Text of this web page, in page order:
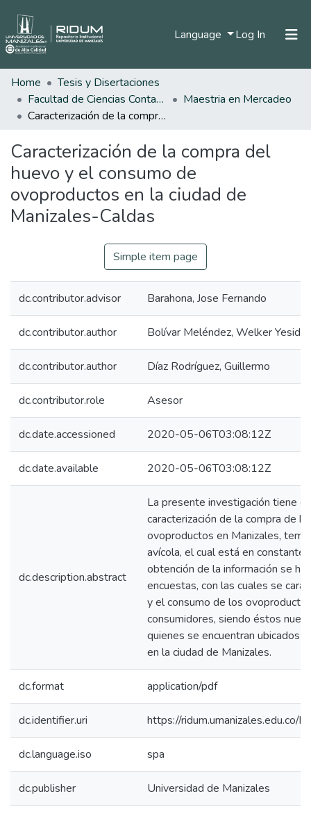
Language Log In (current)
Home
Tesis y Disertaciones
Facultad de Ciencias Contables Económicas y Administrativas
Maestria en Mercadeo
Caracterización de la compra del huevo y el consumo de ovoproductos en la ciudad de Manizales-Caldas
Caracterización de la compra del
huevo y el consumo de
ovoproductos en la ciudad de
Manizales-Caldas
Simple item page
dc.contributor.advisor Barahona, Jose Fernando
dc.contributor.author Bolívar Meléndez, Welker Yesid
dc.contributor.author Díaz Rodríguez, Guillermo
dc.contributor.role Asesor
dc.date.accessioned 2020-05-06T03:08:12Z
dc.date.available 2020-05-06T03:08:12Z
dc.description.abstract
La presente investigación tiene
caracterización de la compra de
ovoproductos en Manizales,
avícola, el cual está en constante
obtención de la información se
encuestas, con las cuales se
y el consumo de los
consumidores, siendo éstos
quienes se encuentran ubicados
en la ciudad de Manizales.
dc.format application/pdf
dc.identifier.uri https://
dc.language.iso spa
dc.publisher Universidad de Manizales